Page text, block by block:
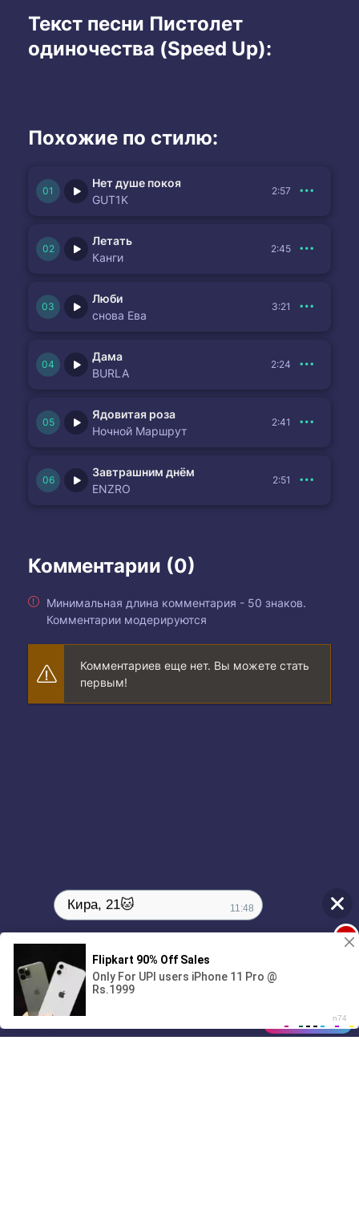
Текст песни Пистолет
одиночества (Speed Up):
Похожие по стилю:
Нет душе покоя
GUT1K
2:57
Летать
Канги
2:45
Люби
снова Ева
3:21
Дама
BURLA
2:24
Ядовитая роза
Ночной Маршрут
2:41
Завтрашним днём
ENZRO
2:51
Комментарии (0)
Минимальная длина комментария - 50 знаков.
Комментарии модерируются
Комментариев еще нет. Вы можете стать
первым!
01/07
00:00
Кира, 21🐱 11:48
1